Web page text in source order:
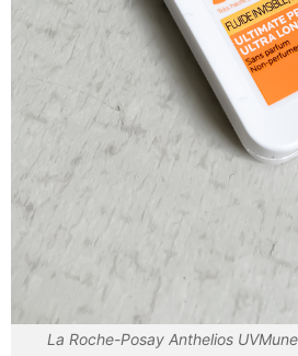
La Roche-Posay Anthelios